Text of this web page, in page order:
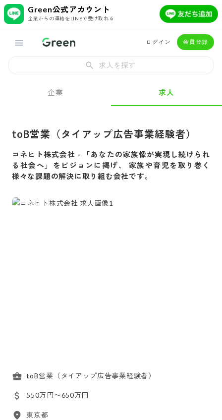
Green公式アカウント
企業からの連絡をLINEで受け取れる
ログイン 会員登録
求人を探す
企業 求人
toB営業（タイアップ広告事業経験者）
コネヒト株式会社 -
「あなたの家族像が実現し続けられ
る社会へ」をビジョンに掲げ、 家族や育児を取り巻く
様々な課題の解決に取り組む会社です。
toB営業（タイアップ広告事業経験者）
550万円〜650万円
東京都